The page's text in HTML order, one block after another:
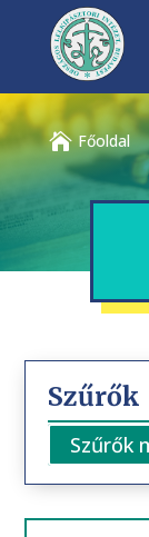
 Főoldal
Szűrők
Szűrők